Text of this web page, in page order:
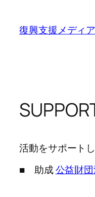
復興支援メディ
活動をサポート
■ 助成公益財